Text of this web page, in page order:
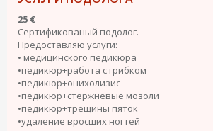
25 €
Сертификованый подолог.
Предоставляю услуги:
• медицинского педикюра
•педикюр+работа с грибком
•педикюр+онихолизис
•педикюр+стержневые мозоли
•педикюр+трещины пяток
•удаление вросших ногтей